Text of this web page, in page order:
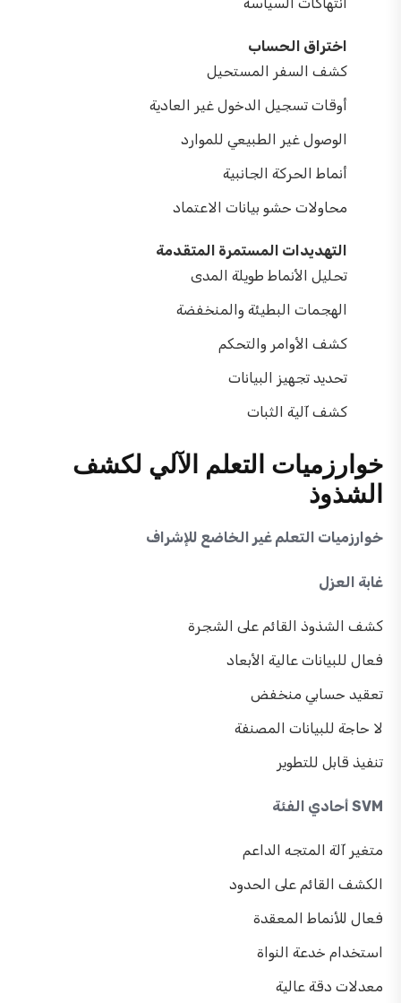
اختراق الحساب
كشف السفر المستحيل
أوقات تسجيل الدخول غير العادية
الوصول غير الطبيعي للموارد
أنماط الحركة الجانبية
محاولات حشو بيانات الاعتماد
التهديدات المستمرة المتقدمة
تحليل الأنماط طويلة المدى
الهجمات البطيئة والمنخفضة
كشف الأوامر والتحكم
تحديد تجهيز البيانات
كشف آلية الثبات
خوارزميات التعلم الآلي لكشف
الشذوذ
خوارزميات التعلم غير الخاضع للإشراف
غابة العزل
كشف الشذوذ القائم على الشجرة
فعال للبيانات عالية الأبعاد
تعقيد حسابي منخفض
لا حاجة للبيانات المصنفة
تنفيذ قابل للتطوير
SVM أحادي الفئة
متغير آلة المتجه الداعم
الكشف القائم على الحدود
فعال للأنماط المعقدة
استخدام خدعة النواة
معدلات دقة عالية